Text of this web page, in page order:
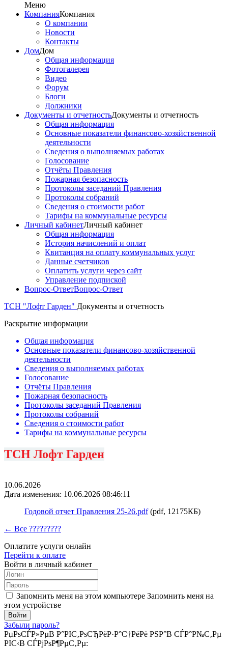
Меню
КомпанияКомпания
О компании
Новости
Контакты
ДомДом
Общая информация
Фотогалерея
Видео
Форум
Блоги
Должники
Документы и отчетностьДокументы и отчетность
Общая информация
Основные показатели финансово-хозяйственной
деятельности
Сведения о выполняемых работах
Голосование
Отчёты Правления
Пожарная безопасность
Протоколы заседаний Правления
Протоколы собраний
Сведения о стоимости работ
Тарифы на коммунальные ресурсы
Личный кабинетЛичный кабинет
Общая информация
История начислений и оплат
Квитанция на оплату коммунальных услуг
Данные счетчиков
Оплатить услуги через сайт
Управление подпиской
Вопрос-ОтветВопрос-Ответ
ТСН "Лофт Гарден" Документы и отчетность
Раскрытие информации
Общая информация
Основные показатели финансово-хозяйственной
деятельности
Сведения о выполняемых работах
Голосование
Отчёты Правления
Пожарная безопасность
Протоколы заседаний Правления
Протоколы собраний
Сведения о стоимости работ
Тарифы на коммунальные ресурсы
ТСН Лофт Гарден
10.06.2026
Дата изменения: 10.06.2026 08:46:11
Годовой отчет Правления 25-26.pdf(pdf, 12175КБ)
← Все ?????????
Оплатите услуги онлайн
Перейти к оплате
Войти в личный кабинет
Запомнить меня на этом компьютере Запомнить меня на
этом устройстве
Забыли пароль?
РџРѕСЃР»РµВ Р°РІС‚РѕСЂРёР·Р°С†РёРё РЅР°В СЃР°Р№С‚Рµ
РІС‹В СЃРјРѕР¶РµС‚Рµ: